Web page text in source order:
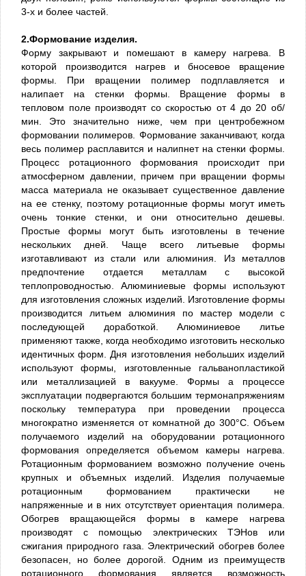
3-х и более частей.
2.Формование изделия.
Форму закрывают и помешают в камеру нагрева. В
которой производится нагрев и бносевое вращение
формы. При вращении полимер подплавляется и
налипает на стенки формы. Вращение формы в
тепловом поле производят со скоростью от 4 до 20 об/
мин. Это значительно ниже, чем при центробежном
формовании полимеров. Формование заканчивают, когда
весь полимер расплавится и налипнет на стенки формы.
Процесс ротационного формования происходит при
атмосферном давлении, причем при вращении формы
масса материала не оказывает существенное давление
на ее стенку, поэтому ротационные формы могут иметь
очень тонкие стенки, и они относительно дешевы.
Простые формы могут быть изготовлены в течение
нескольких дней. Чаще всего литьевые формы
изготавливают из стали или алюминия. Из металлов
предпочтение отдается металлам с высокой
теплопроводностью. Алюминиевые формы используют
для изготовления сложных изделий. Изготовление формы
производится литьем алюминия по мастер модели с
последующей доработкой. Алюминиевое литье
применяют также, когда необходимо изготовить несколько
идентичных форм. Дня изготовления небольших изделий
используют формы, изготовленные гальванопластикой
или металлизацией в вакууме. Формы а процессе
эксплуатации подвергаются большим термонапряжениям
поскольку температура при проведении процесса
многократно изменяется от комнатной до 300°С. Объем
получаемого изделий на оборудовании ротационного
формования определяется объемом камеры нагрева.
Ротационным формованием возможно получение очень
крупных и объемных изделий. Изделия получаемые
ротационным формованием практически не
напряженные и в них отсутствует ориентация полимера.
Обогрев вращающейся формы в камере нагрева
производят с помощью электрических ТЭНов или
сжигания природного газа. Электрический обогрев более
безопасен, но более дорогой. Одним из преимуществ
ротационного формования является возможность